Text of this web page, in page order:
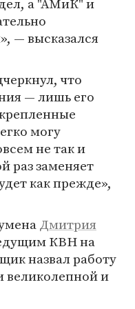
— высказался
что
— лишь его
могу
не так и
раз заменяет
как прежде»,
Дмитрия
КВН на
назвал работу
великолепной и